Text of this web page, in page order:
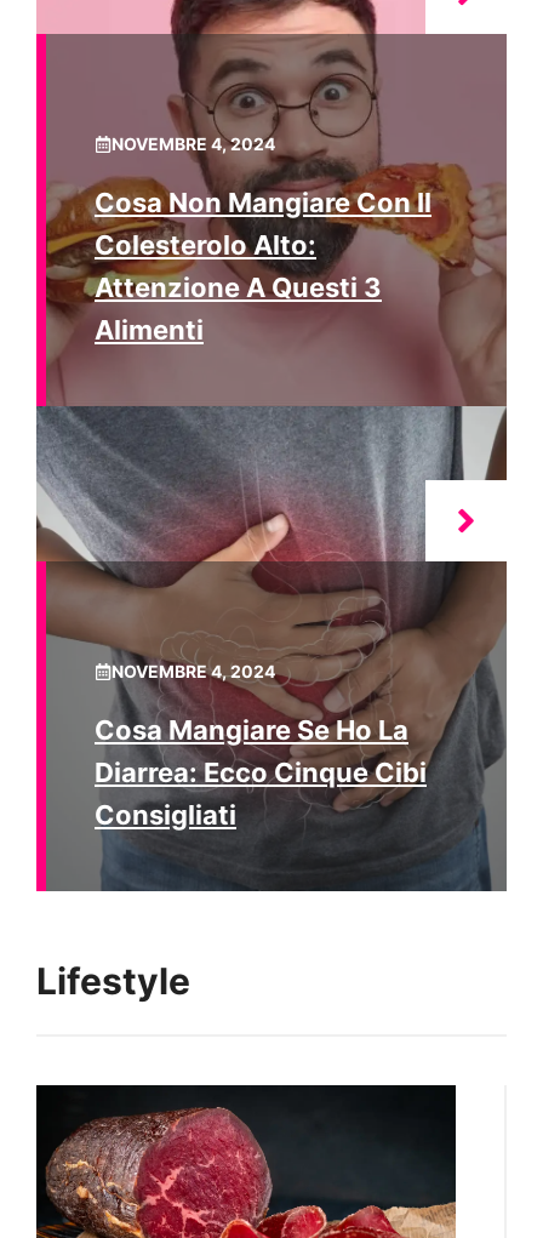
NOVEMBRE 4, 2024
Cosa Non Mangiare Con Il
Colesterolo Alto:
Attenzione A Questi 3
Alimenti
NOVEMBRE 4, 2024
Cosa Mangiare Se Ho La
Diarrea: Ecco Cinque Cibi
Consigliati
Lifestyle